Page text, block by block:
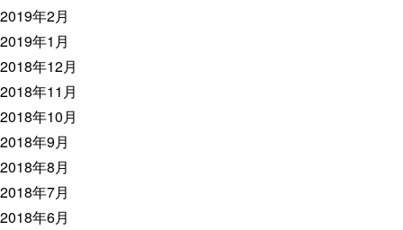
2019年2月
2019年1月
2018年12月
2018年11月
2018年10月
2018年9月
2018年8月
2018年7月
2018年6月